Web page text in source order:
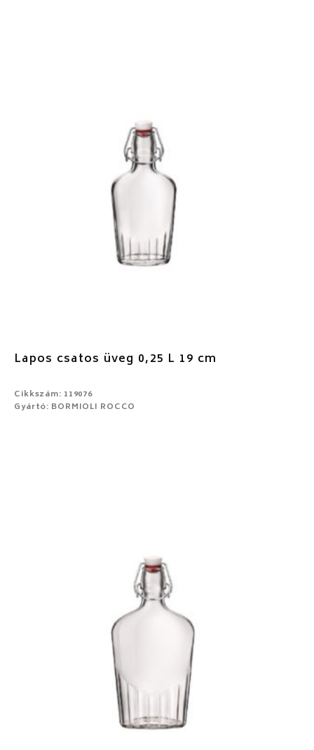
Lapos csatos üveg 0,25 L 19 cm
Cikkszám: 119076
Gyártó: BORMIOLI ROCCO